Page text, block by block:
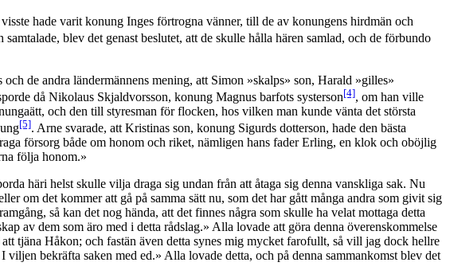
hade varit konung Inges förtrogna vänner, till de av konungens hirdmän och
blev det genast beslutet, att de skulle hålla hären samlad, och de förbundo
de andra ländermännens mening, att Simon »skalps» son, Harald »gilles»
då Nikolaus Skjaldvorsson, konung Magnus barfots systerson[4], om han ville
och den till styresman för flocken, hos vilken man kunde vänta det största
[5]. Arne svarade, att Kristinas son, konung Sigurds dotterson, hade den bästa
försorg både om honom och riket, nämligen hans fader Erling, en klok och oböjlig
följa honom.»
häri helst skulle vilja draga sig undan från att åtaga sig denna vanskliga sak. Nu
om det kommer att gå på samma sätt nu, som det har gått många andra som givit sig
så kan det nog hända, att det finnes några som skulle ha velat mottaga detta
av dem som äro med i detta rådslag.» Alla lovade att göra denna överenskommelse
tjäna Håkon; och fastän även detta synes mig mycket farofullt, så vill jag dock hellre
bekräfta saken med ed.» Alla lovade detta, och på denna sammankomst blev det